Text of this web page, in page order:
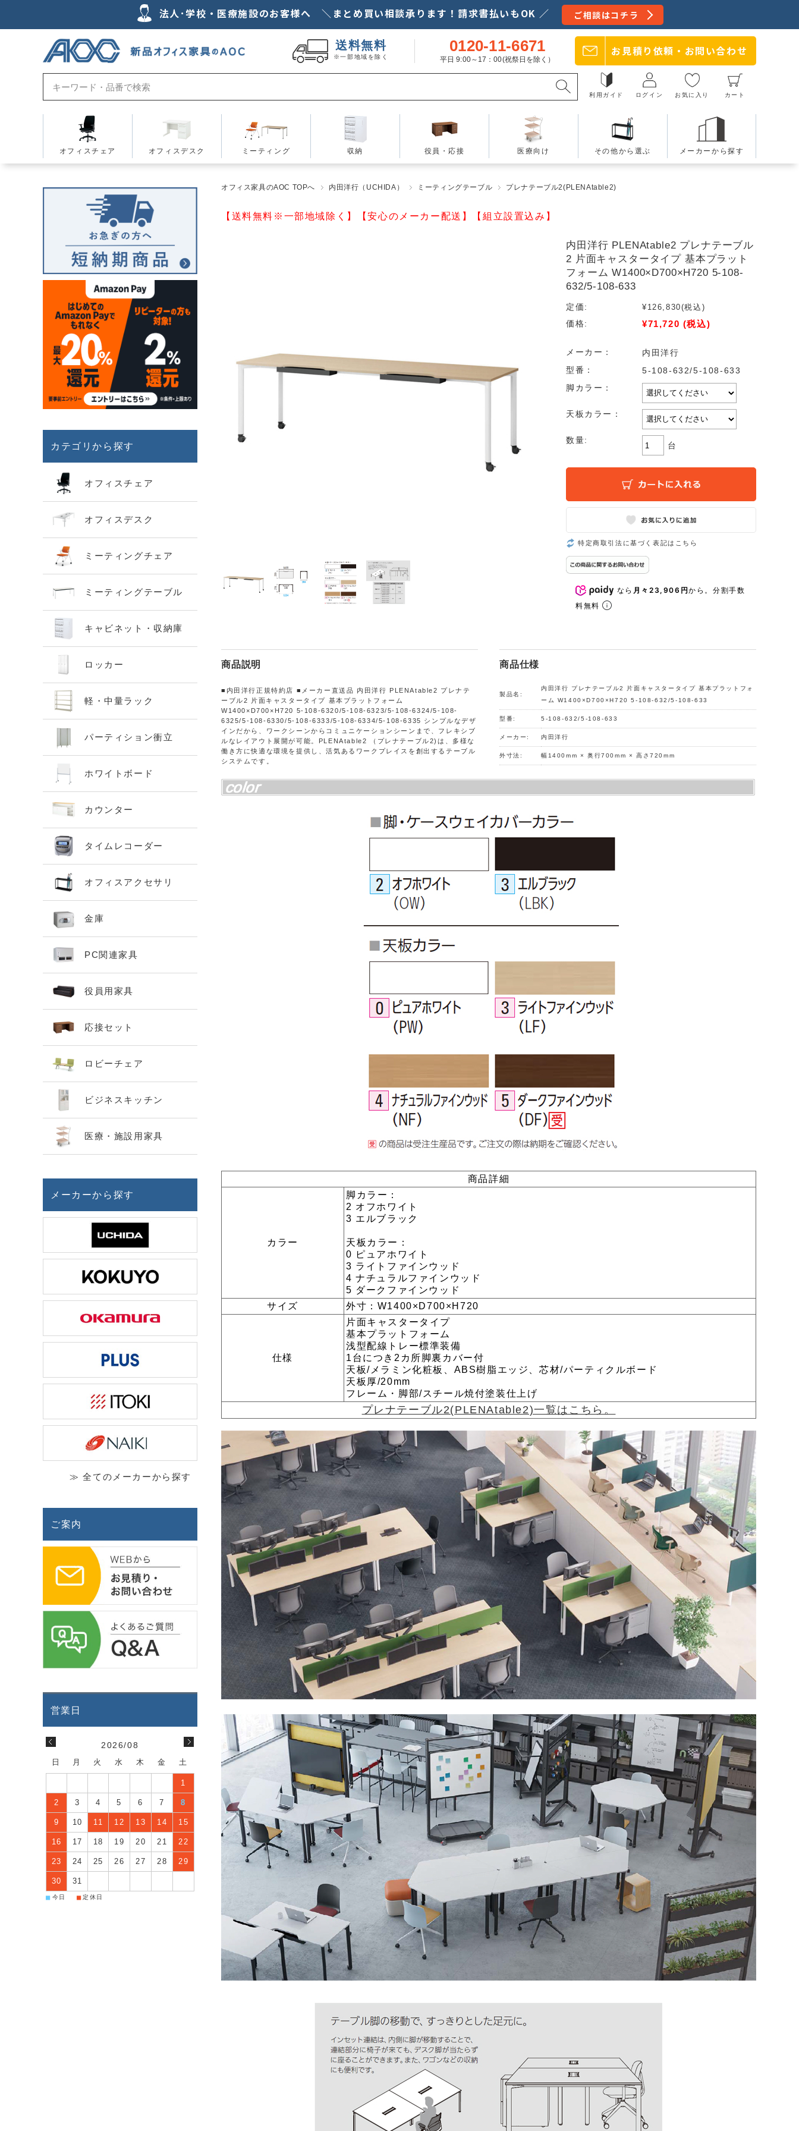
法人･学校・医療施設のお客様へ ＼まとめ買い相談承ります！請求書払いもOK ／ ご相談はコチラ
送料無料
※一部地域を除く
0120-11-6671
平日 9:00～17：00(祝祭日を除く）
お見積り依頼・ お問い合わせ
利用ガイド ログイン お気に入り カート
オフィスチェア オフィスデスク ミーティング 収納 役員・応接 医療向け その他から選ぶ メーカーから探す
オフィス家具のAOC TOPへ 内田洋行（UCHIDA） ミーティングテーブル プレナテーブル2(PLENAtable2)
【送料無料※一部地域除く】【安心のメーカー配送】【組立設置込み】
内田洋行 PLENAtable2 プレナテーブル
2 片面キャスタータイプ 基本プラット
フォーム W1400×D700×H720 5-108-
632/5-108-633
定価: ¥126,830(税込)
価格:
¥71,720 (税込)
メーカー：
内田洋行
型番：
5-108-632/5-108-633
脚カラー：
天板カラー：
数量:
台
特定商取引法に基づく表記はこちら
なら 月々23,906円から。分割手数
料無料
商品説明
■内田洋行正規特約店 ■メーカー直送品 内田洋行 PLENAtable2 プレナテ
ーブル2 片面キャスタータイプ 基本プラットフォーム
W1400×D700×H720 5-108-6320/5-108-6323/5-108-6324/5-108-
6325/5-108-6330/5-108-6333/5-108-6334/5-108-6335 シンプルなデザ
インだから、ワークシーンからコミュニケーションシーンまで、フレキシブ
ルなレイアウト展開が可能。PLENAtable2 （プレナテーブル2)は、多様な
働き方に快適な環境を提供し、活気あるワークプレイスを創出するテーブル
システムです。
商品仕様
製品名:
内田洋行 プレナテーブル2 片面キャスタータイプ 基本プラットフォ
ーム W1400×D700×H720 5-108-632/5-108-633
型番: 5-108-632/5-108-633
メーカー: 内田洋行
外寸法: 幅1400mm × 奥行700mm × 高さ720mm
商品詳細
カラー
脚カラー：
2 オフホワイト
3 エルブラック
天板カラー：
0 ピュアホワイト
3 ライトファインウッド
4 ナチュラルファインウッド
5 ダークファインウッド
サイズ
外寸：W1400×D700×H720
仕様
片面キャスタータイプ
基本プラットフォーム
浅型配線トレー標準装備
1台につき2カ所脚裏カバー付
天板/メラミン化粧板、ABS樹脂エッジ、芯材/パーティクルボード
天板厚/20mm
フレーム・脚部/スチール焼付塗装仕上げ
プレナテーブル2(PLENAtable2)一覧はこちら。
カテゴリから探す
オフィスチェア
オフィスデスク
ミーティングチェア
ミーティングテーブル
キャビネット・収納庫
ロッカー
軽・中量ラック
パーティション衝立
ホワイトボード
カウンター
タイムレコーダー
オフィスアクセサリ
金庫
PC関連家具
役員用家具
応接セット
ロビーチェア
ビジネスキッチン
医療・施設用家具
メーカーから探す
≫ 全てのメーカーから探す
ご案内
2026/08
日 月 火 水 木 金 土
1
2 3 4 5 6 7 8
9 10 11 12 13 14 15
16 17 18 19 20 21 22
23 24 25 26 27 28 29
30 31
■ 今日 ■ 定休日